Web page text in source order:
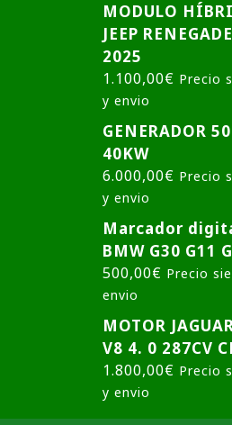
MODULO
JEEP
2025
1.100,00€ Precio
y envio
GENERADOR
40KW
6.000,00€ Precio
y envio
Marcador
BMW G30 G11
500,00€ Precio
envio
MOTOR
V8 4. 0 287CV
1.800,00€ Precio
y envio